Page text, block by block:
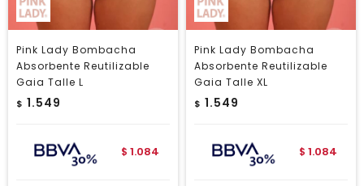
Pink Lady Bombacha
Absorbente Reutilizable
Gaia Talle L
$ 1.549
$ 1.084
Pink Lady Bombacha
Absorbente Reutilizable
Gaia Talle XL
$ 1.549
$ 1.084